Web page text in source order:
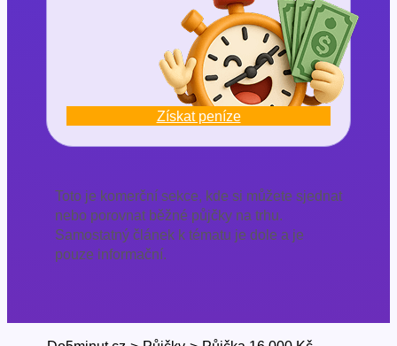
Získat peníze
Toto je komerční sekce, kde si můžete sjednat
nebo porovnat běžné půjčky na trhu.
Samostatný článek k tématu je dole a je
pouze informační.